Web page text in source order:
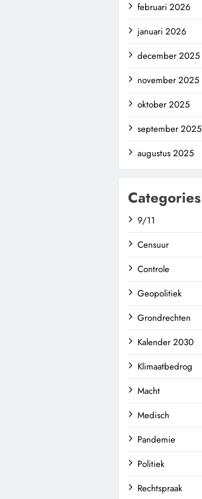
februari 2026
januari 2026
december 2025
november 2025
oktober 2025
september 2025
augustus 2025
Categories
9/11
Censuur
Controle
Geopolitiek
Grondrechten
Kalender 2030
Klimaatbedrog
Macht
Medisch
Pandemie
Politiek
Rechtspraak